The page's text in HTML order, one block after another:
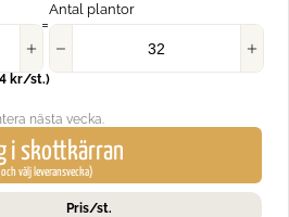
=
Antal plantor
kr/st.)
nästa vecka.
i skottkärran
välj leveransvecka)
Pris/st.